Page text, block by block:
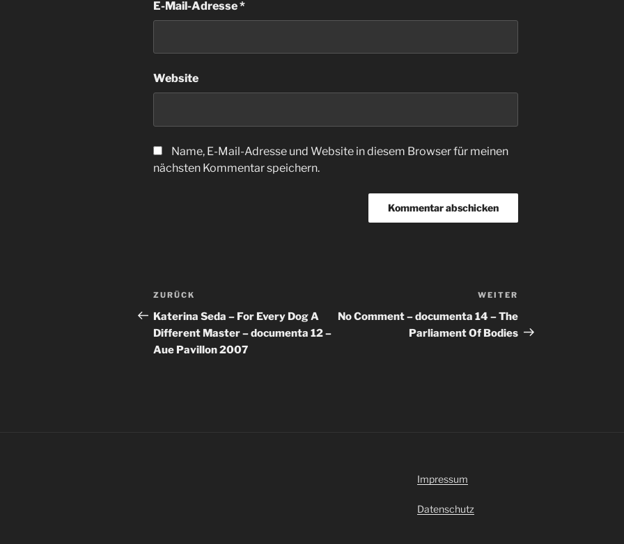
E-Mail-Adresse*
Website
Name, E-Mail-Adresse und Website in diesem Browser für meinen
nächsten Kommentar speichern.
Beitragsnavigation
Vorheriger
Beitrag
ZURÜCK
Katerina Seda – For Every Dog A
Different Master – documenta 12 –
Aue Pavillon 2007
Beitrag
WEITER
No Comment – documenta 14 – The
Parliament Of Bodies
Impressum
Datenschutz